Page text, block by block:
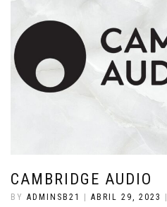
CAMBRIDGE AUDIO
BY ADMINSB21 ABRIL 29, 2023